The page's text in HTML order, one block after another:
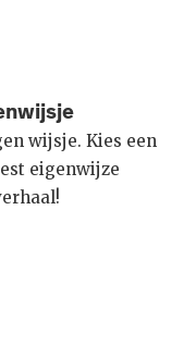
wijsje. Kies een
eigenwijze